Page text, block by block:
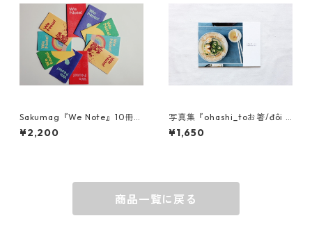
Sakumag『We Note』10冊セ
ット
¥2,200
写真集『ohashi_toお箸/đôi đ
ũa/筷子』
¥1,650
商品一覧に戻る